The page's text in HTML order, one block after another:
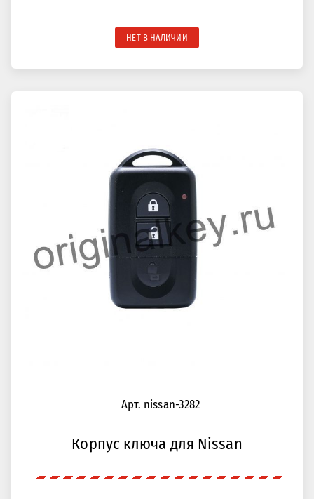
НЕТ В НАЛИЧИИ
Арт. nissan-3282
Корпус ключа для Nissan